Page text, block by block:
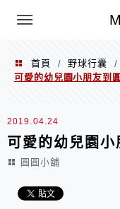
Menu
首頁 / 野球行囊 /
可愛的幼兒園小朋友到
2019.04.24
可愛的幼兒園
圓圓小舖